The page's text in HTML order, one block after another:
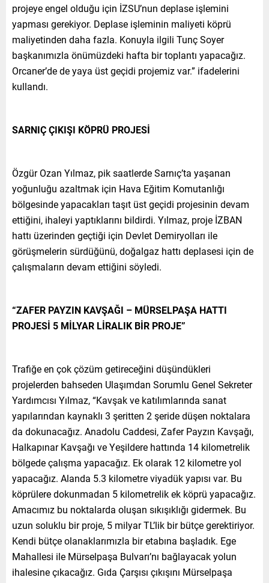
projeye engel olduğu için İZSU’nun deplase işlemini
yapması gerekiyor. Deplase işleminin maliyeti köprü
maliyetinden daha fazla. Konuyla ilgili Tunç Soyer
başkanımızla önümüzdeki hafta bir toplantı yapacağız.
Orcaner’de de yaya üst geçidi projemiz var.” ifadelerini
kullandı.
SARNIÇ ÇIKIŞI KÖPRÜ PROJESİ
Özgür Ozan Yılmaz, pik saatlerde Sarnıç’ta yaşanan
yoğunluğu azaltmak için Hava Eğitim Komutanlığı
bölgesinde yapacakları taşıt üst geçidi projesinin devam
ettiğini, ihaleyi yaptıklarını bildirdi. Yılmaz, proje İZBAN
hattı üzerinden geçtiği için Devlet Demiryolları ile
görüşmelerin sürdüğünü, doğalgaz hattı deplasesi için de
çalışmaların devam ettiğini söyledi.
“ZAFER PAYZIN KAVŞAĞI – MÜRSELPAŞA HATTI
PROJESİ 5 MİLYAR LİRALIK BİR PROJE”
Trafiğe en çok çözüm getireceğini düşündükleri
projelerden bahseden Ulaşımdan Sorumlu Genel Sekreter
Yardımcısı Yılmaz, “Kavşak ve katılımlarında sanat
yapılarından kaynaklı 3 şeritten 2 şeride düşen noktalara
da dokunacağız. Anadolu Caddesi, Zafer Payzın Kavşağı,
Halkapınar Kavşağı ve Yeşildere hattında 14 kilometrelik
bölgede çalışma yapacağız. Ek olarak 12 kilometre yol
yapacağız. Alanda 5.3 kilometre viyadük yapısı var. Bu
köprülere dokunmadan 5 kilometrelik ek köprü yapacağız.
Amacımız bu noktalarda oluşan sıkışıklığı gidermek. Bu
uzun soluklu bir proje, 5 milyar TL’lik bir bütçe gerektiriyor.
Kendi bütçe olanaklarımızla bir etabına başladık. Ege
Mahallesi ile Mürselpaşa Bulvarı’nı bağlayacak yolun
ihalesine çıkacağız. Gıda Çarşısı çıkışını Mürselpaşa